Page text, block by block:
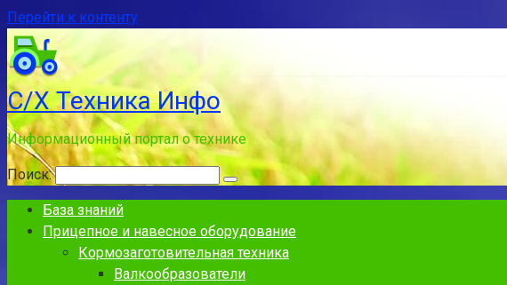
Перейти к контенту
С/Х Техника Инфо
Информационный портал о технике
Поиск:
База знаний
Прицепное и навесное оборудование
Кормозаготовительная техника
Валкообразователи